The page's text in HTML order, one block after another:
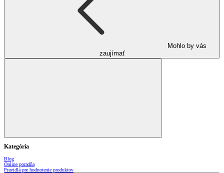
Mohlo by vás
zaujímať
Kategória
Blog
Online poradňa
Pravidlá pre hodnotenie produktov